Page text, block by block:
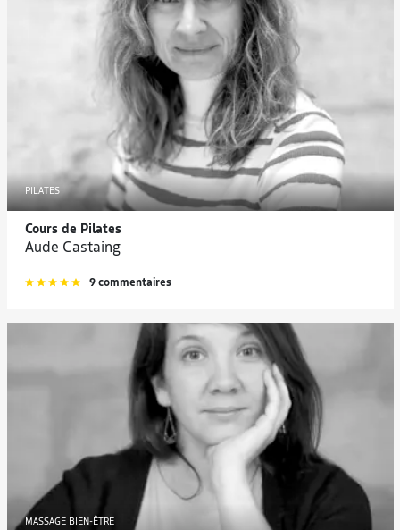
PILATES
Cours de Pilates
Aude Castaing
9 commentaires
MASSAGE BIEN-ÊTRE